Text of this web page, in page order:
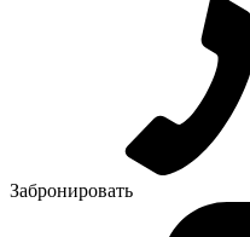
Забронировать